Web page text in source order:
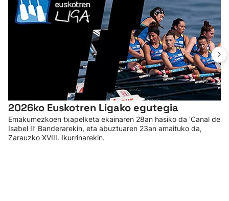
2026ko Euskotren Ligako egutegia
Emakumezkoen txapelketa ekainaren 28an hasiko da ‘Canal de
Isabel II’ Banderarekin, eta abuztuaren 23an amaituko da,
Zarauzko XVIII. Ikurrinarekin.